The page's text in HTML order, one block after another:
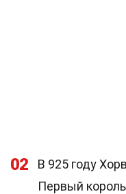
02
В 925 году
Первый